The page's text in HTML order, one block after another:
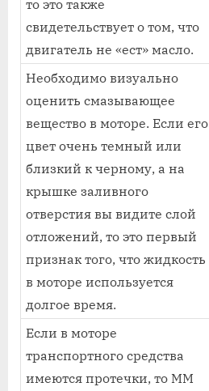
то это также
свидетельствует о том, что
двигатель не «ест» масло.
Необходимо визуально
оценить смазывающее
вещество в моторе. Если его
цвет очень темный или
близкий к черному, а на
крышке заливного
отверстия вы видите слой
отложений, то это первый
признак того, что жидкость
в моторе используется
долгое время.
Если в моторе
транспортного средства
имеются протечки, то ММ